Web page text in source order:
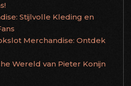
Stijlvolle Kleding en
Merchandise: Ontdek
Wereld van Pieter Konijn